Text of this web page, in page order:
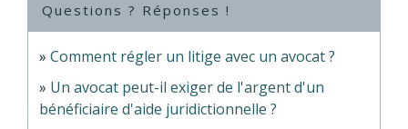
Questions ? Réponses !
Comment régler un litige avec un avocat ?
Un avocat peut-il exiger de l'argent d'un
bénéficiaire d'aide juridictionnelle ?